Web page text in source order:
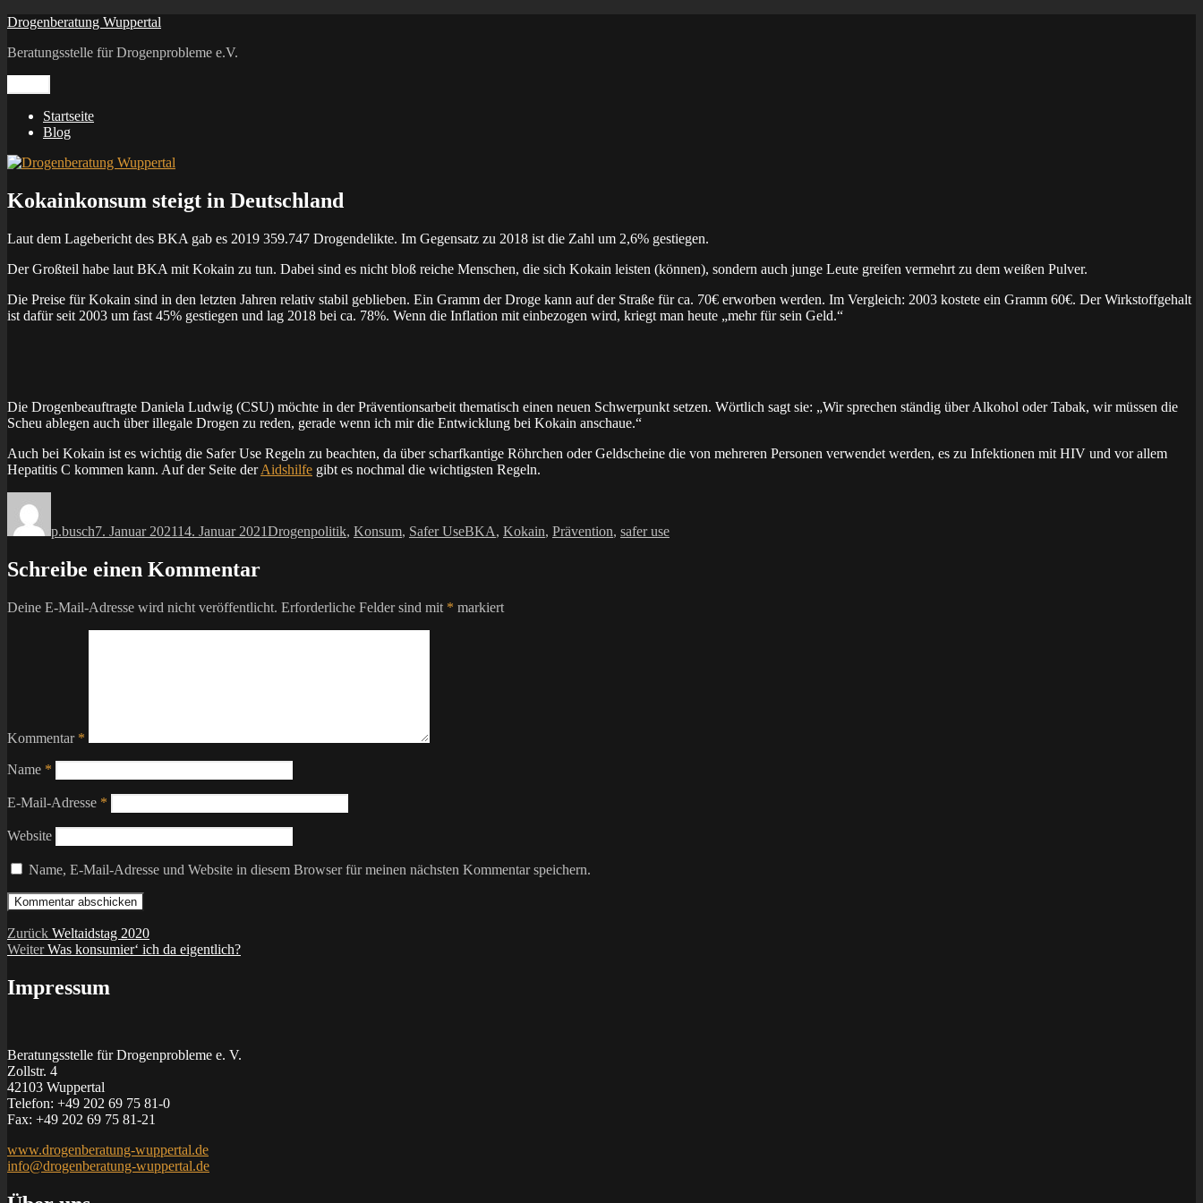
Zum
springen
Drogenberatung Wuppertal
Beratungsstelle für Drogenprobleme e.V.
Startseite
Blog
Kokainkonsum steigt in Deutschland
Laut dem Lagebericht des BKA gab es 2019 359.747 Drogendelikte. Im Gegensatz zu 2018 ist die Zahl um 2,6% gestiegen.
Der Großteil habe laut BKA mit Kokain zu tun. Dabei sind es nicht bloß reiche Menschen, die sich Kokain leisten (können), sondern auch junge Leute greifen vermehrt zu dem weißen Pulver.
Die Preise für Kokain sind in den letzten Jahren relativ stabil geblieben. Ein Gramm der Droge kann auf der Straße für ca. 70€ erworben werden. Im Vergleich: 2003 kostete ein Gramm 60€. Der Wirkstoffgehalt
ist dafür seit 2003 um fast 45% gestiegen und lag 2018 bei ca. 78%. Wenn die Inflation mit einbezogen wird, kriegt man heute „mehr für sein Geld.“
Die Drogenbeauftragte Daniela Ludwig (CSU) möchte in der Präventionsarbeit thematisch einen neuen Schwerpunkt setzen. Wörtlich sagt sie: „Wir sprechen ständig über Alkohol oder Tabak, wir müssen die
Scheu ablegen auch über illegale Drogen zu reden, gerade wenn ich mir die Entwicklung bei Kokain anschaue.“
Auch bei Kokain ist es wichtig die Safer Use Regeln zu beachten, da über scharfkantige Röhrchen oder Geldscheine die von mehreren Personen verwendet werden, es zu Infektionen mit HIV und vor allem
Hepatitis C kommen kann. Auf der Seite derAidshilfe gibt es nochmal die wichtigsten Regeln.
p.busch7. Januar 202114. Januar 2021Drogenpolitik, Konsum, Safer UseBKA, Kokain, Prävention, safer use
Schreibe einen Kommentar
Deine E-Mail-Adresse wird nicht veröffentlicht. Erforderliche Felder sind mit * markiert
Kommentar *
Name *
E-Mail-Adresse *
Website
Name, E-Mail-Adresse und Website in diesem Browser für meinen nächsten Kommentar speichern.
Beitragsnavigation
Zurück Vorheriger
Beitrag:
Weltaidstag 2020
Weiter Nächster
Was konsumier‘ ich da eigentlich?
Impressum
Beratungsstelle für Drogenprobleme e. V.
Zollstr. 4
42103 Wuppertal
Telefon: +49 202 69 75 81-0
Fax: +49 202 69 75 81-21
www.drogenberatung-wuppertal.de
info@drogenberatung-wuppertal.de